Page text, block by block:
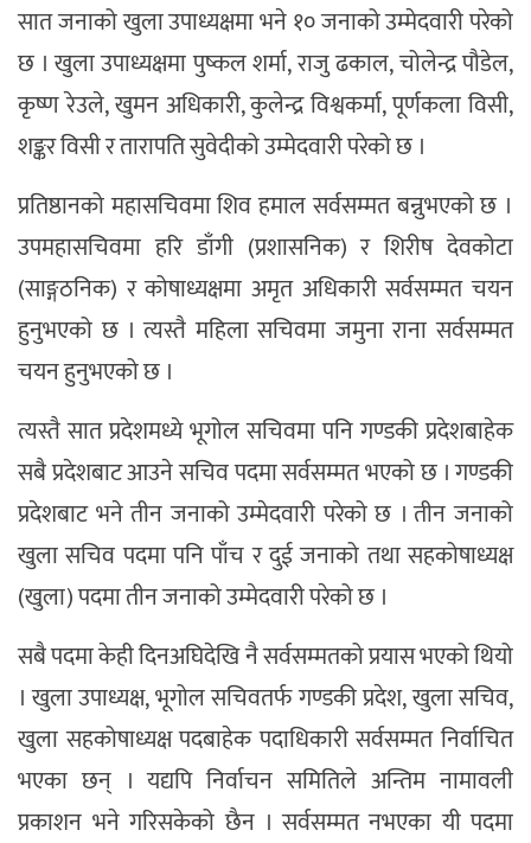
सात जनाको खुला उपाध्यक्षमा भने १० जनाको उम्मेदवारी परेको
छ । खुला उपाध्यक्षमा पुष्कल शर्मा, राजु ढकाल, चोलेन्द्र पौडेल,
कृष्ण रेउले, खुमन अधिकारी, कुलेन्द्र विश्वकर्मा, पूर्णकला विसी,
शङ्कर विसी र तारापति सुवेदीको उम्मेदवारी परेको छ ।
प्रतिष्ठानको महासचिवमा शिव हमाल सर्वसम्मत बन्नुभएको छ ।
उपमहासचिवमा हरि डाँगी (प्रशासनिक) र शिरीष देवकोटा
(साङ्गठनिक) र कोषाध्यक्षमा अमृत अधिकारी सर्वसम्मत चयन
हुनुभएको छ । त्यस्तै महिला सचिवमा जमुना राना सर्वसम्मत
चयन हुनुभएको छ ।
त्यस्तै सात प्रदेशमध्ये भूगोल सचिवमा पनि गण्डकी प्रदेशबाहेक
सबै प्रदेशबाट आउने सचिव पदमा सर्वसम्मत भएको छ । गण्डकी
प्रदेशबाट भने तीन जनाको उम्मेदवारी परेको छ । तीन जनाको
खुला सचिव पदमा पनि पाँच र दुई जनाको तथा सहकोषाध्यक्ष
(खुला) पदमा तीन जनाको उम्मेदवारी परेको छ ।
सबै पदमा केही दिनअघिदेखि नै सर्वसम्मतको प्रयास भएको थियो
। खुला उपाध्यक्ष, भूगोल सचिवतर्फ गण्डकी प्रदेश, खुला सचिव,
खुला सहकोषाध्यक्ष पदबाहेक पदाधिकारी सर्वसम्मत निर्वाचित
भएका छन् । यद्यपि निर्वाचन समितिले अन्तिम नामावली
प्रकाशन भने गरिसकेको छैन । सर्वसम्मत नभएका यी पदमा